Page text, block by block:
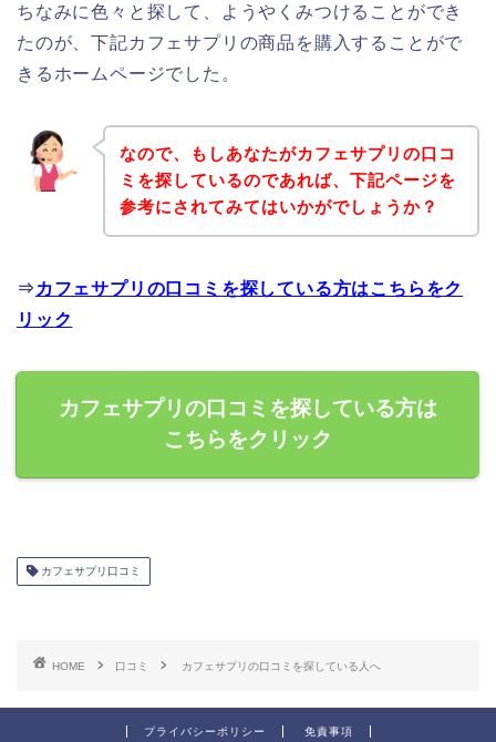
ちなみに色々と探して、ようやくみつけることができ
たのが、下記カフェサプリの商品を購入することがで
きるホームページでした。
なので、もしあなたがカフェサプリの口コ
ミを探しているのであれば、下記ページを
参考にされてみてはいかがでしょうか？
⇒ カフェサプリの口コミを探している方はこちらをク
リック
カフェサプリの口コミを探している方は
こちらをクリック
カフェサプリ口コミ
HOME 口コミ カフェサプリの口コミを探している人へ
プライバシーポリシー 免責事項